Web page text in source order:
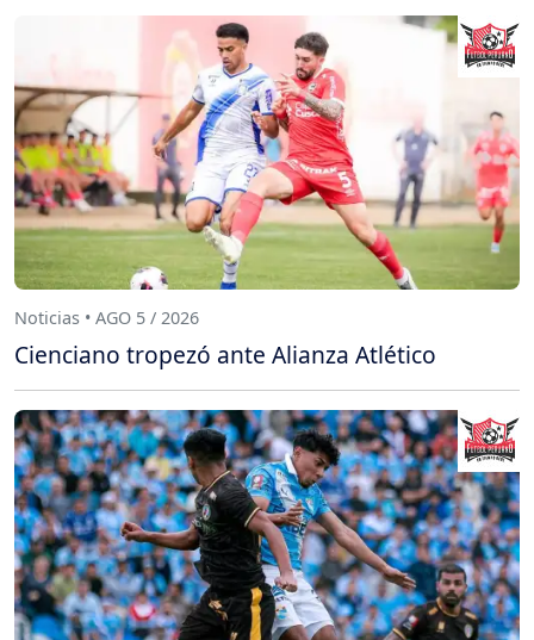
Noticias • AGO 5 / 2026
Cienciano tropezó ante Alianza Atlético